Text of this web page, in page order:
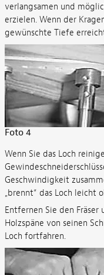
verlangsamen und
erzielen. Wenn der
gewünschte Tiefe
Foto 4
Wenn Sie das Loch
Geschwindigkeit
„brennt“ das Loch leicht
Entfernen Sie den
Holzspäne von seinen
Loch fortfahren.